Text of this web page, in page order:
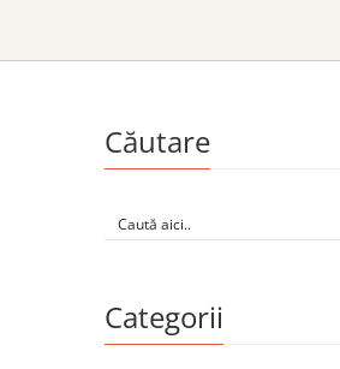
Căutare
Categorii